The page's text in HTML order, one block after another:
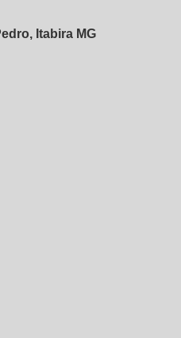
Itabira MG